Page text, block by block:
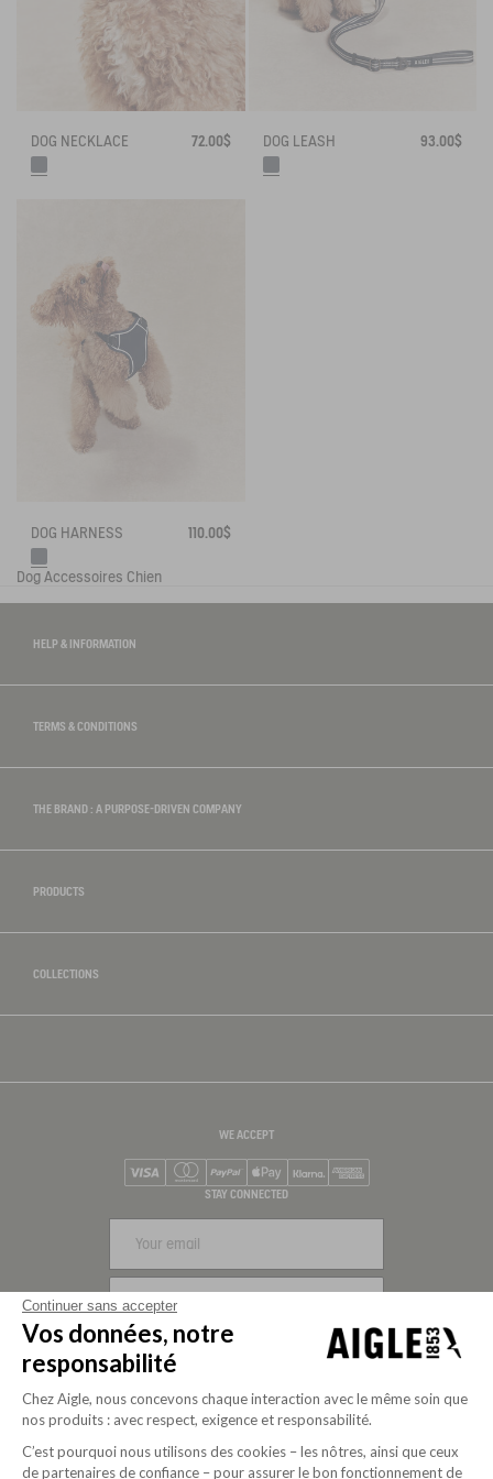
DOG NECKLACE 72.00$ DOG LEASH 93.00$
DOG HARNESS 110.00$
Dog Accessoires Chien
HELP & INFORMATION
TERMS & CONDITIONS
THE BRAND : A PURPOSE-DRIVEN COMPANY
PRODUCTS
COLLECTIONS
WE ACCEPT
Mastercard
PayPalApple Pay
STAY CONNECTED
Continuer sans accepter
Vos données, notre
responsabilité
Chez Aigle, nous concevons chaque interaction avec le même soin que
nos produits : avec respect, exigence et responsabilité.
C’est pourquoi nous utilisons des cookies – les nôtres, ainsi que ceux
de partenaires de confiance – pour assurer le bon fonctionnement de